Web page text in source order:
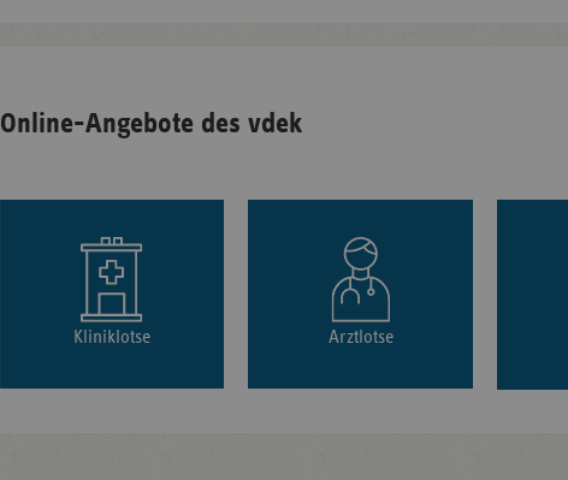
Online-Angebote des vdek
Kliniklotse Arztlotse